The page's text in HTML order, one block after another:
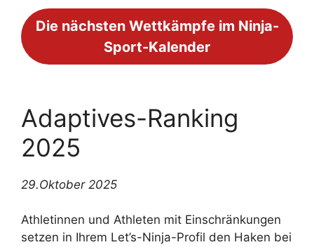
Die nächsten Wettkämpfe im Ninja-
Sport-Kalender
Adaptives-Ranking
2025
29.Oktober 2025
Athletinnen und Athleten mit Einschränkungen
setzen in Ihrem Let’s-Ninja-Profil den Haken bei